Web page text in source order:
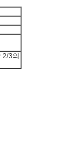
2/3의